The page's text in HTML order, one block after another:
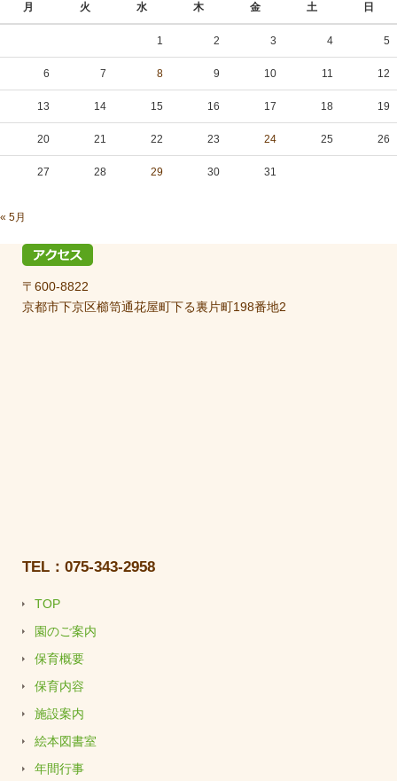
月 火 水 木 金 土 日
1 2 3 4 5
6 7 8 9 10 11 12
13 14 15 16 17 18 19
20 21 22 23 24 25 26
27 28 29 30 31
« 5月
〒600-8822
京都市下京区櫛笥通花屋町下る裏片町198番地2
TEL：075-343-2958
TOP
園のご案内
保育概要
保育内容
施設案内
絵本図書室
年間行事